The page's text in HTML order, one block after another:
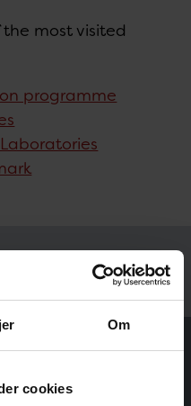
Om
cookies
most visited
programme